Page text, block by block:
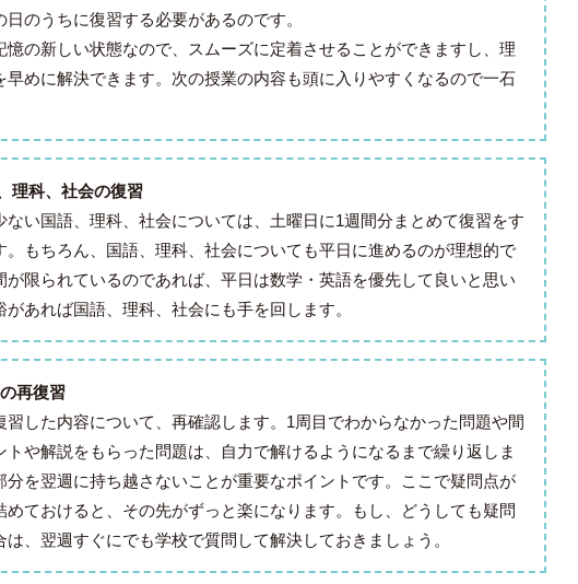
のうちに復習する必要があるのです。
憶の新しい状態なので、スムーズに定着させることができますし、理
早めに解決できます。次の授業の内容も頭に入りやすくなるので一石
理科、社会の復習
ない国語、理科、社会については、土曜日に1週間分まとめて復習をす
。もちろん、国語、理科、社会についても平日に進めるのが理想的で
が限られているのであれば、平日は数学・英語を優先して良いと思い
があれば国語、理科、社会にも手を回します。
再復習
習した内容について、再確認します。1周目でわからなかった問題や間
トや解説をもらった問題は、自力で解けるようになるまで繰り返しま
分を翌週に持ち越さないことが重要なポイントです。ここで疑問点が
めておけると、その先がずっと楽になります。もし、どうしても疑問
は、翌週すぐにでも学校で質問して解決しておきましょう。